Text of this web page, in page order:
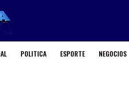
POLITICA ESPORTE NEGOCIOS